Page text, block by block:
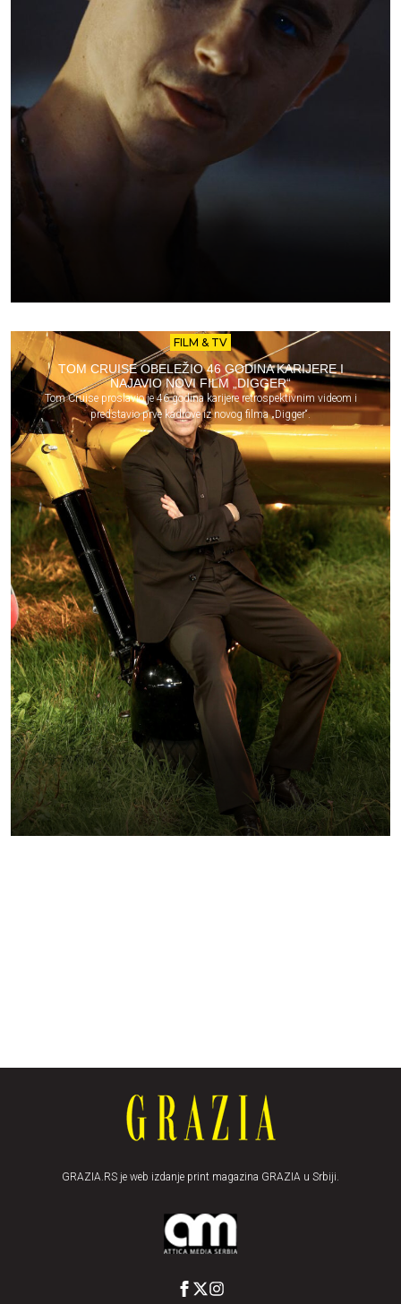
FILM & TV
TOM CRUISE OBELEŽIO 46 GODINA KARIJERE I
NAJAVIO NOVI FILM „DIGGER“
Tom Cruise proslavio je 46 godina karijere retrospektivnim videom i
predstavio prve kadrove iz novog filma „Digger“.
GRAZIA.RS je web izdanje print magazina GRAZIA u Srbiji.